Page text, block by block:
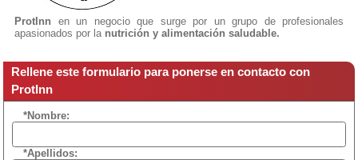
ProtInn en un negocio que surge por un grupo de profesionales
apasionados por la nutrición y alimentación saludable.
Rellene este formulario para ponerse en contacto con
ProtInn
*Nombre:
*Apellidos: